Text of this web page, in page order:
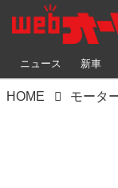
ニュース 新車
HOME モータ